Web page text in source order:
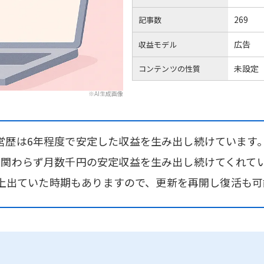
※AI生成画像
記事数 269
収益モデル 広告
コンテンツの性質 未設定
は6年程度で安定した収益を生み出し続けています。
わらず月数千円の安定収益を生み出し続けてくれてい
ていた時期もありますので、更新を再開し復活も可